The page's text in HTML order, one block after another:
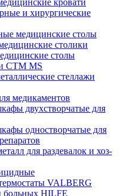
кровати
и хирургические
медицинские столы
столики
столы
CTM MS
стеллажи
медикаментов
двухстворчатые для
одностворчатые для
для раздевалок и хоз-
VALBERG
больных HILFE